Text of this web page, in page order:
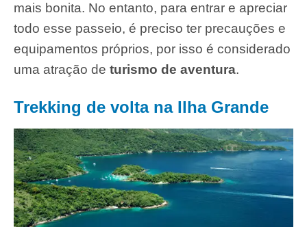
mais bonita. No entanto, para entrar e apreciar
todo esse passeio, é preciso ter precauções e
equipamentos próprios, por isso é considerado
uma atração de turismo de aventura.
Trekking de volta na Ilha Grande